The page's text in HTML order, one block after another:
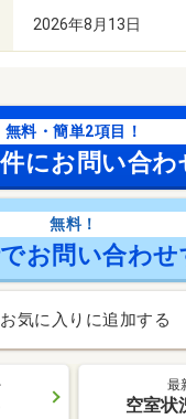
2026年8月13日
無料・簡単2項目！
にお問い合わ
無料！
お問い合わせ
お気に入りに追加する
最
空室状